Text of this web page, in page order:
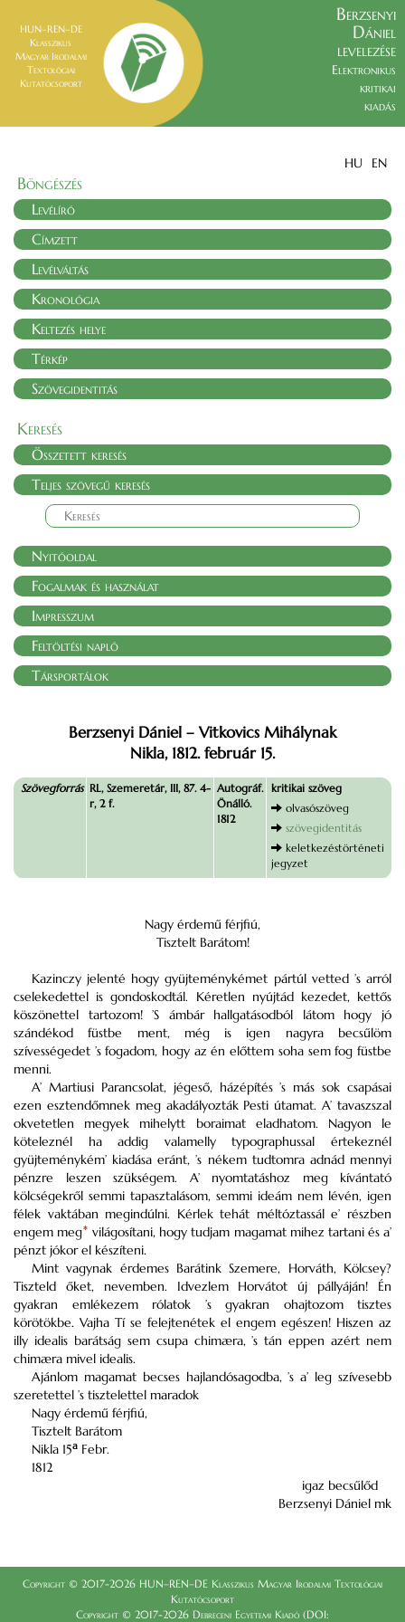
HUN–REN–DE
Klasszikus
Magyar Irodalmi
Textológiai
Kutatócsoport
Berzsenyi
Dániel
levelezése
Elektronikus
kritikai
kiadás
HU EN
Böngészés
Levélíró
Címzett
Levélváltás
Kronológia
Keltezés helye
Térkép
Szövegidentitás
Keresés
Összetett keresés
Teljes szövegű keresés
Nyitóoldal
Fogalmak és használat
Impresszum
Feltöltési napló
Társportálok
Berzsenyi Dániel – Vitkovics Mihálynak
Nikla, 1812. február 15.
Szövegforrás RL, Szemeretár, III, 87. 4-
r, 2 f.
Autográf.
Önálló.
1812
kritikai szöveg
olvasószöveg
szövegidentitás
keletkezéstörténeti
jegyzet
Nagy érdemű férjfiú,
Tisztelt Barátom!
Kazinczy jelenté hogy gyüjteménykémet pártúl vetted ’s arról
cselekedettel is gondoskodtál. Kéretlen nyújtád kezedet, kettős
köszönettel tartozom! ’S ámbár hallgatásodból látom hogy jó
szándékod füstbe ment, még is igen nagyra becsűlöm
szívességedet ’s fogadom, hogy az én előttem soha sem fog füstbe
menni.
A’ Martiusi Parancsolat, jégeső, házépítés ’s más sok csapásai
ezen esztendőmnek meg akadályozták Pesti útamat. A’ tavaszszal
okvetetlen megyek mihelytt boraimat eladhatom. Nagyon le
köteleznél ha addig valamelly typographussal értekeznél
gyüjteménykém’ kiadása eránt, ’s nékem tudtomra adnád mennyi
pénzre leszen szükségem. A’ nyomtatáshoz meg kívántató
kölcségekről semmi tapasztalásom, semmi ideám nem lévén, igen
félek vaktában megindúlni. Kérlek tehát méltóztassál e’ részben
engem meg* világosítani, hogy tudjam magamat mihez tartani és a’
pénzt jókor el készíteni.
Mint vagynak érdemes Barátink Szemere, Horváth, Kölcsey?
Tiszteld őket, nevemben. Idvezlem Horvátot új pállyáján! Én
gyakran emlékezem rólatok ’s gyakran ohajtozom tisztes
körötökbe. Vajha Tí se felejtenétek el engem egészen! Hiszen az
illy idealis barátság sem csupa chimæra, ’s tán eppen azért nem
chimæra mivel idealis.
Ajánlom magamat becses hajlandósagodba, ’s a’ leg szívesebb
szeretettel ’s tisztelettel maradok
Nagy érdemű férjfiú,
Tisztelt Barátom
Nikla 15a Febr.
1812
igaz becsűlőd
Berzsenyi Dániel mk
Copyright © 2017-2026 HUN–REN–DE Klasszikus Magyar Irodalmi Textológiai
Kutatócsoport
Copyright © 2017-2026 Debreceni Egyetemi Kiadó (DOI: